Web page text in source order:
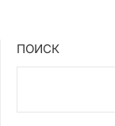
ПОИСК